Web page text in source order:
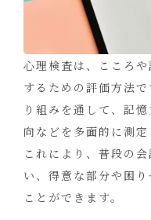
心理検査は、こころ
するための評価方法
り組みを通して、記
向などを多面的に測定
これにより、普段の
い、得意な部分や困
ことができます。